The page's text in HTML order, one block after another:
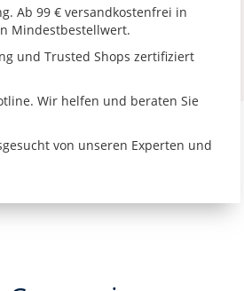
Ab 99 € versandkostenfrei in
Mindestbestellwert.
und Trusted Shops zertifiziert
Wir helfen und beraten Sie
von unseren Experten und